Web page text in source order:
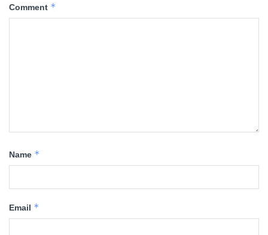
Comment *
Name *
Email *